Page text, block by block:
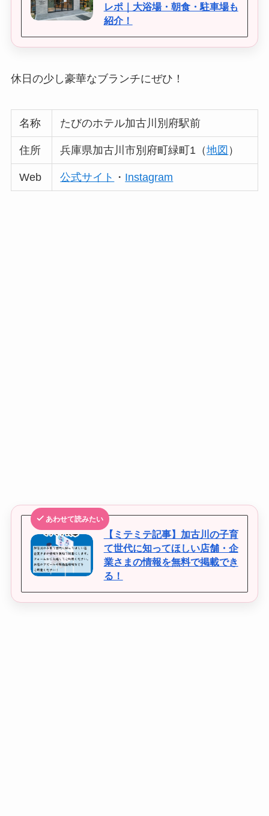
レポ｜大浴場・朝食・駐車場も
紹介！
休日の少し豪華なブランチにぜひ！
名称 たびのホテル加古川別府駅前
住所 兵庫県加古川市別府町緑町1（地図 ）
Web 公式サイト ・ Instagram
あわせて読みたい
【ミテミテ記事】加古川の子育
て世代に知ってほしい店舗・企
業さまの情報を無料で掲載でき
る！